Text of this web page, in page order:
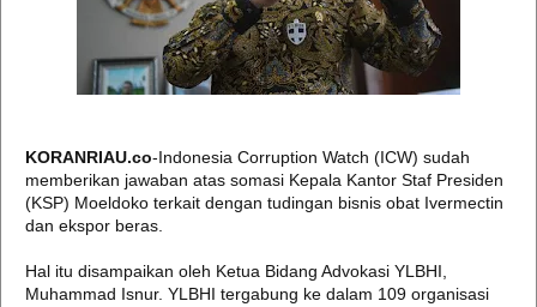
KORANRIAU.co-Indonesia Corruption Watch (ICW) sudah
memberikan jawaban atas somasi Kepala Kantor Staf Presiden
(KSP) Moeldoko terkait dengan tudingan bisnis obat Ivermectin
dan ekspor beras.
Hal itu disampaikan oleh Ketua Bidang Advokasi YLBHI,
Muhammad Isnur. YLBHI tergabung ke dalam 109 organisasi